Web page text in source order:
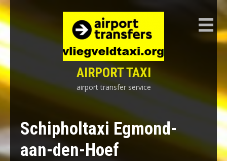
Skip
to
content
AIRPORT TAXI
airport transfer service
Schipholtaxi Egmond-
aan-den-Hoef